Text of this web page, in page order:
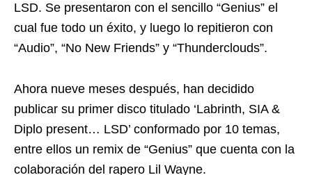
LSD. Se presentaron con el sencillo “Genius” el
cual fue todo un éxito, y luego lo repitieron con
“Audio”, “No New Friends” y “Thunderclouds”.
Ahora nueve meses después, han decidido
publicar su primer disco titulado ‘Labrinth, SIA &
Diplo present… LSD’ conformado por 10 temas,
entre ellos un remix de “Genius” que cuenta con la
colaboración del rapero Lil Wayne.